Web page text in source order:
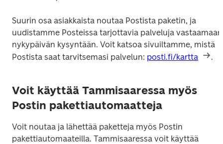
Suurin osa asiakkaista noutaa Postista paketin, ja
uudistamme Posteissa tarjottavia palveluja vastaamaan
nykypäivän kysyntään. Voit katsoa sivuiltamme, mistä
Postista saat tarvitsemasi palvelun: posti.fi/kartta .
Voit käyttää Tammisaaressa myös
Postin pakettiautomaatteja
Voit noutaa ja lähettää paketteja myös Postin
pakettiautomaateilla. Tammisaaressa voit käyttää